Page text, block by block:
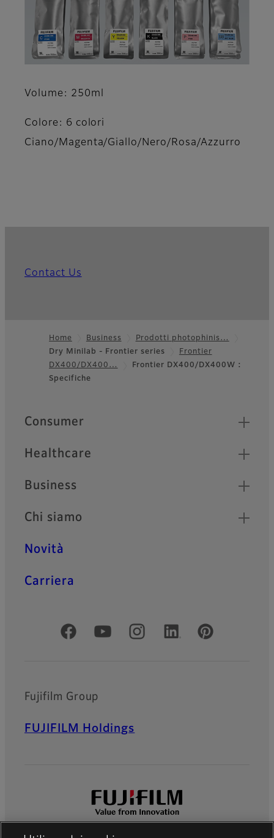
Volume: 250ml
Colore: 6 colori
Ciano/Magenta/Giallo/Nero/Rosa/Azzurro
Contact Us
Footer
Home Business
Prodotti photophinis…
Dry Minilab - Frontier series
Frontier
DX400/DX400…
Frontier DX400/DX400W :
Specifiche
Quick Links
Consumer
Healthcare
Business
Chi siamo
Novità
Carriera
Social media ufficiali
Fujifilm Group
FUJIFILM Holdings